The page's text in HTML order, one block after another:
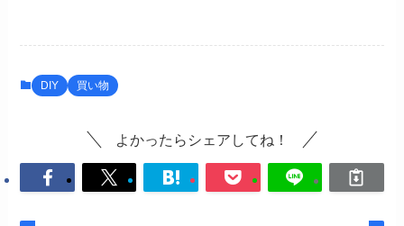
DIY 買い物
よかったらシェアしてね！